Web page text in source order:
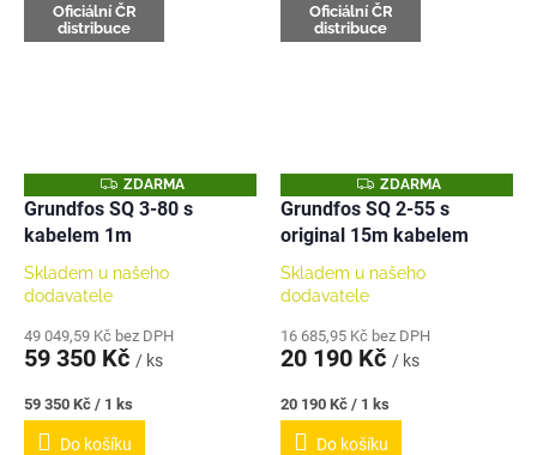
rozeběh. Vhodné i do starých
úzkých vrtů s ocelovou...
i do starých úzkých vrtů s
ocelovou pažnicí 100mm...
Oficiální ČR
distribuce
Z
D
A
R
A
ZDARMA
Grundfos SQ 3-80 s
kabelem 1m
Skladem u našeho
dodavatele
49 049,59 Kč bez DPH
59 350 Kč / ks
Měrná
cena:
59 350 Kč / 1 ks
Do košíku
Oficiální ČR
distribuce
Z
D
A
R
A
ZDARMA
Grundfos SQ 2-55 s
original 15m kabelem
Skladem u našeho
dodavatele
16 685,95 Kč bez DPH
20 190 Kč / ks
Měrná
cena:
20 190 Kč / 1 ks
Do košíku